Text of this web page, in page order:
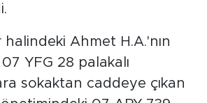
Ahmet H.A.'nın
YFG 28 palakalı
sokaktan caddeye çıkan